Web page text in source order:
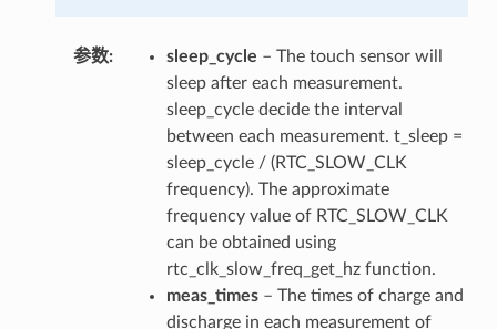
参数 sleep_cycle – The touch sensor will
sleep after each measurement.
sleep_cycle decide the interval
between each measurement. t_sleep =
sleep_cycle / (RTC_SLOW_CLK
frequency). The approximate
frequency value of RTC_SLOW_CLK
can be obtained using
rtc_clk_slow_freq_get_hz function.
meas_times– The times of charge and
discharge in each measurement of